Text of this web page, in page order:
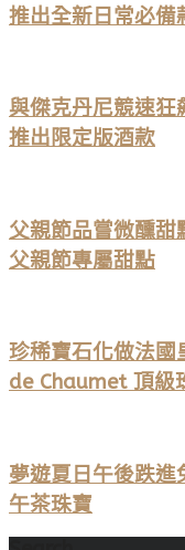
推出全新日常必備
與傑克丹尼競速狂
推出限定版酒款
父親節品嘗微醺甜
父親節專屬甜點
珍稀寶石化做法國
de Chaumet 頂級
夢遊夏日午後跌
午茶珠寶